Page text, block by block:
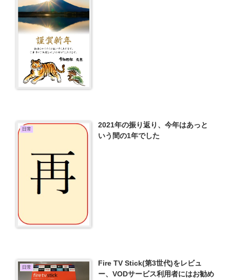
日常
2021年の振り返り、今年はあっと
いう間の1年でした
日常
Fire TV Stick(第3世代)をレビュ
ー、VODサービス利用者にはお勧め